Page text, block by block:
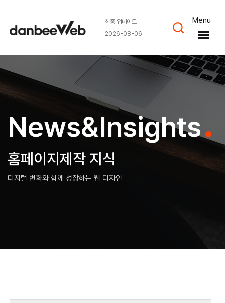
최종 업데이트
2026-08-06
Menu
News&Insights
홈페이지제작 지식
디지털 변화와 함께 성장하는 웹 디자인